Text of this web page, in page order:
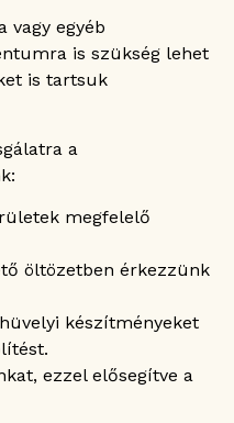
vagy egyéb
is szükség lehet
is tartsuk
a
megfelelő
öltözetben érkezzünk
készítményeket
ezzel elősegítve a